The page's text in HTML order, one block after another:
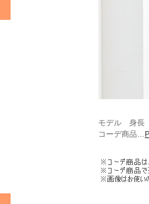
モデル 身長
コーデ商品…